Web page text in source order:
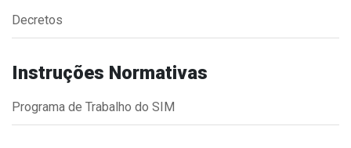
Secretarias
Decretos
Instruções Normativas
Programa de Trabalho do SIM